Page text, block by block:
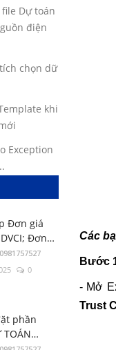
Dự toán
điện
chọn dữ
khi
Exception
file dự
xóa
in
thị tùy
Tạo
Đơn giá
Đơn
Giá
dẫn
0
phần
TOÁN
Các
Bước
- Mở
Trust